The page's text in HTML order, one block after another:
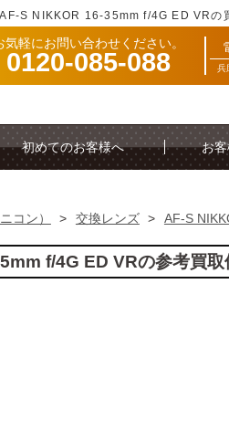
S NIKKOR 16-35mm f/4G ED VRの
気軽にお問い合わせください。
0120-085-088 兵
初めてのお客様へ お
コン） > 交換レンズ > AF-S
f/4G ED VRの参考買取